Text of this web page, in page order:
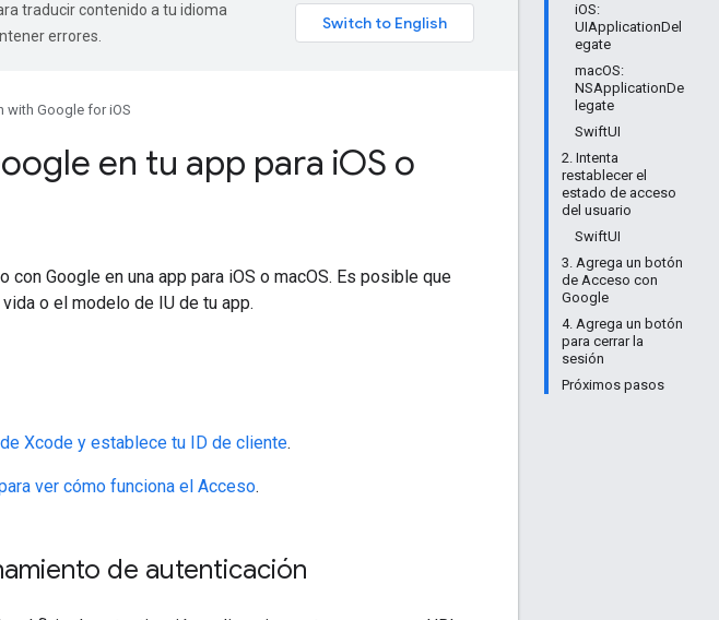
iOS:
UIApplicationDel
egate
macOS:
NSApplicationDe
legate
SwiftUI
2. Intenta
restablecer el
estado de acceso
del usuario
SwiftUI
3. Agrega un botón
de Acceso con
Google
4. Agrega un botón
para cerrar la
sesión
Próximos pasos
traducir contenido a tu idioma
errores.
with Google for iOS
en tu app para iOS o
Google en una app para iOS o macOS. Es posible que
o el modelo de IU de tu app.
Xcode y establece tu ID de cliente.
ver cómo funciona el Acceso.
de autenticación